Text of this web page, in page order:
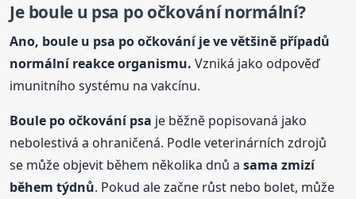
Je boule u psa po očkování normální?
Ano, boule u psa po očkování je ve většině případů
normální reakce organismu. Vzniká jako odpověď
imunitního systému na vakcínu.
Boule po očkování psa je běžně popisovaná jako
nebolestivá a ohraničená. Podle veterinárních zdrojů
se může objevit během několika dnů asama zmizí
během týdnů. Pokud ale začne růst nebo bolet, může